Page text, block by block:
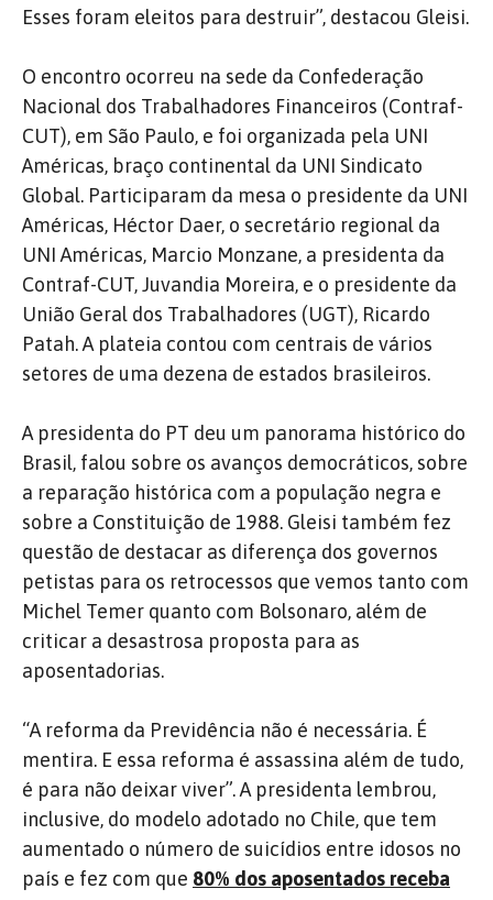
Esses foram eleitos para destruir”, destacou Gleisi.
O encontro ocorreu na sede da Confederação
Nacional dos Trabalhadores Financeiros (Contraf-
CUT), em São Paulo, e foi organizada pela UNI
Américas, braço continental da UNI Sindicato
Global. Participaram da mesa o presidente da UNI
Américas, Héctor Daer, o secretário regional da
UNI Américas, Marcio Monzane, a presidenta da
Contraf-CUT, Juvandia Moreira, e o presidente da
União Geral dos Trabalhadores (UGT), Ricardo
Patah. A plateia contou com centrais de vários
setores de uma dezena de estados brasileiros.
A presidenta do PT deu um panorama histórico do
Brasil, falou sobre os avanços democráticos, sobre
a reparação histórica com a população negra e
sobre a Constituição de 1988. Gleisi também fez
questão de destacar as diferença dos governos
petistas para os retrocessos que vemos tanto com
Michel Temer quanto com Bolsonaro, além de
criticar a desastrosa proposta para as
aposentadorias.
“A reforma da Previdência não é necessária. É
mentira. E essa reforma é assassina além de tudo,
é para não deixar viver”. A presidenta lembrou,
inclusive, do modelo adotado no Chile, que tem
aumentado o número de suicídios entre idosos no
país e fez com que 80% dos aposentados receba